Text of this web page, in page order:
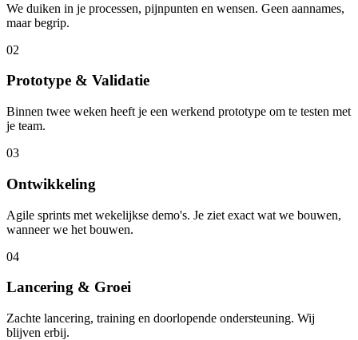
We duiken in je processen, pijnpunten en wensen. Geen aannames,
maar begrip.
02
Prototype & Validatie
Binnen twee weken heeft je een werkend prototype om te testen met
je team.
03
Ontwikkeling
Agile sprints met wekelijkse demo's. Je ziet exact wat we bouwen,
wanneer we het bouwen.
04
Lancering & Groei
Zachte lancering, training en doorlopende ondersteuning. Wij
blijven erbij.